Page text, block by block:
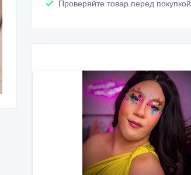
Проверяйте товар перед покупкой